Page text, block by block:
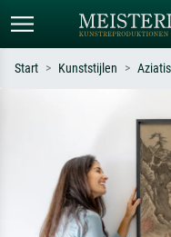
Zoek op kunstenaar, titel of stijl –
Monet, Sterrennacht,
Hokusai-golf, naakt.
Start Kunststijlen